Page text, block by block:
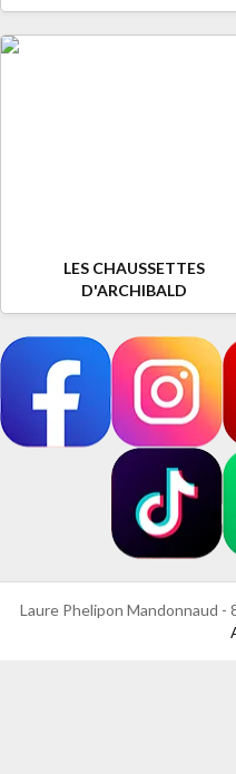
LES CHAUSSETTES
D'ARCHIBALD
Laure Phelipon Mandonnaud -